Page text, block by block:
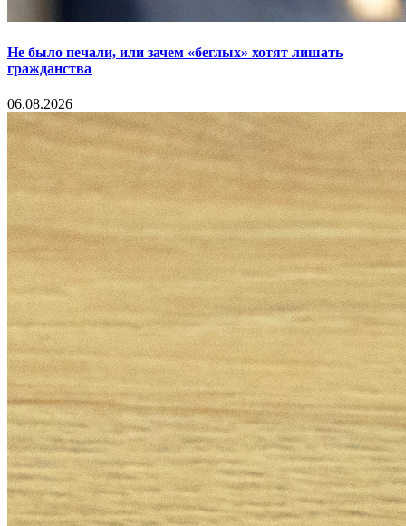
Не было печали, или зачем «беглых» хотят лишать
гражданства
06.08.2026